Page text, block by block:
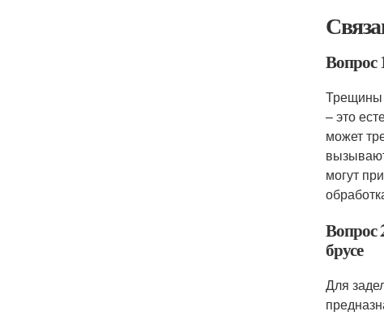
Вопрос
Трещины
– это
может
могут
Вопрос
брусе
Для